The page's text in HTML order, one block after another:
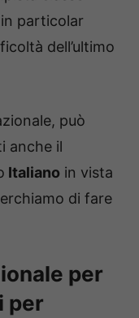
in particolar
dell’ultimo
può
anche il
Italiano in vista
di fare
per
per